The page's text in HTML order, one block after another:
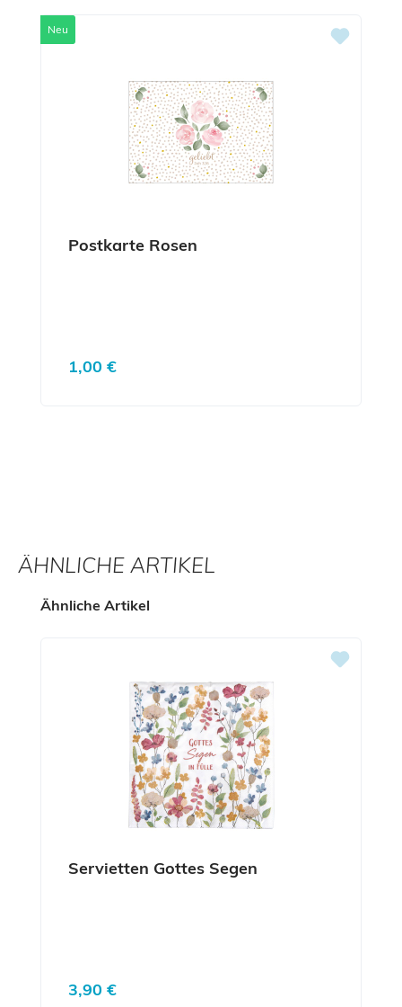
Neu
Postkarte Rosen
Regulärer Preis:
1,00 €
ÄHNLICHE ARTIKEL
Produktgalerie überspringen
Ähnliche Artikel
Servietten Gottes Segen
Regulärer Preis:
3,90 €